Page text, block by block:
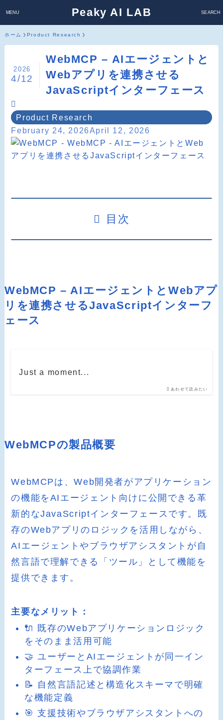
Peaky AI LAB SEARCH
MENU
ホーム Product Research
WebMCP – AIエージェントと
Webアプリを連携させる
JavaScriptインターフェース
2026
4/12
Product Research
February 24, 2026April 12, 2026
目次
WebMCP – AIエージェントとWebアプ
リを連携させるJavaScriptインターフ
ェース
あわせて読みたい
Just a moment...
WebMCPの製品概要
WebMCPは、Web開発者がアプリケーション
の機能をAIエージェント向けに公開できる革
新的なJavaScriptインターフェースです。既
存のWebアプリのロジックを活用しながら、
AIエージェントやブラウザアシスタントが自
然言語で理解できる「ツール」として機能を
提供できます。
主要なメリット：
🔌 既存のWebアプリケーションロジック
をそのまま活用可能
🤝 ユーザーとAIエージェントが同一イン
ターフェース上で協調作業
📝 自然言語記述と構造化スキーマで明確
な機能定義
🎯 支援技術やブラウザアシスタントへの